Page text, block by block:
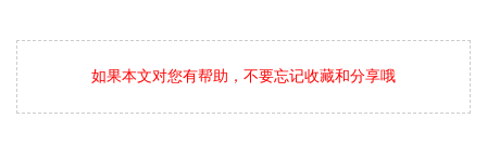
如果本文对您有帮助，不要忘记收藏和分享哦